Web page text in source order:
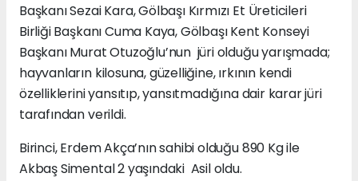
Başkanı Sezai Kara, Gölbaşı Kırmızı Et Üreticileri
Birliği Başkanı Cuma Kaya, Gölbaşı Kent Konseyi
Başkanı Murat Otuzoğlu’nun jüri olduğu yarışmada;
hayvanların kilosuna, güzelliğine, ırkının kendi
özelliklerini yansıtıp, yansıtmadığına dair karar jüri
tarafından verildi.
Birinci, Erdem Akça’nın sahibi olduğu 890 Kg ile
Akbaş Simental 2 yaşındaki Asil oldu.